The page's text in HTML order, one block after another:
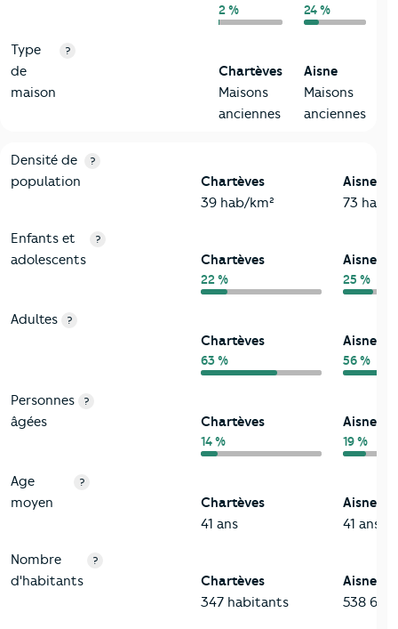
2 % 24 %
Type
de
maison
?
Chartèves
Maisons
anciennes
Aisne
Maisons
anciennes
2-Habitants
Critères Chartèves
Densité de
population
?
Chartèves
39 hab/km²
Aisne
73 hab/
Enfants et
adolescents
?
Chartèves
22 %
Aisne
25 %
Adultes ?
Chartèves
63 %
Aisne
56 %
Personnes
âgées
?
Chartèves
14 %
Aisne
19 %
Age
moyen
?
Chartèves
41 ans
Aisne
41 ans
Nombre
d'habitants
?
Chartèves
347 habitants
Aisne
538